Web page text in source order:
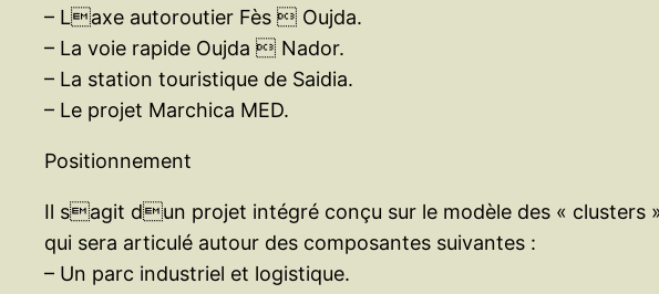
– Laxe autoroutier Fès  Oujda.
– La voie rapide Oujda  Nador.
– La station touristique de Saidia.
– Le projet Marchica MED.
Positionnement
Il sagit dun projet intégré conçu sur le modèle des « clusters
qui sera articulé autour des composantes suivantes :
– Un parc industriel et logistique.